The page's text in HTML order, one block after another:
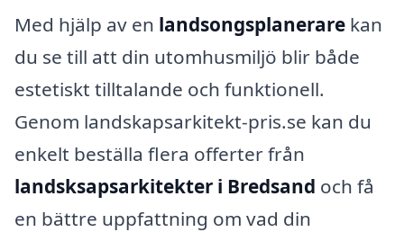
Med hjälp av en landsongsplanerare kan
du se till att din utomhusmiljö blir både
estetiskt tilltalande och funktionell.
Genom landskapsarkitekt-pris.se kan du
enkelt beställa flera offerter från
landsksapsarkitekter i Bredsand och få
en bättre uppfattning om vad din